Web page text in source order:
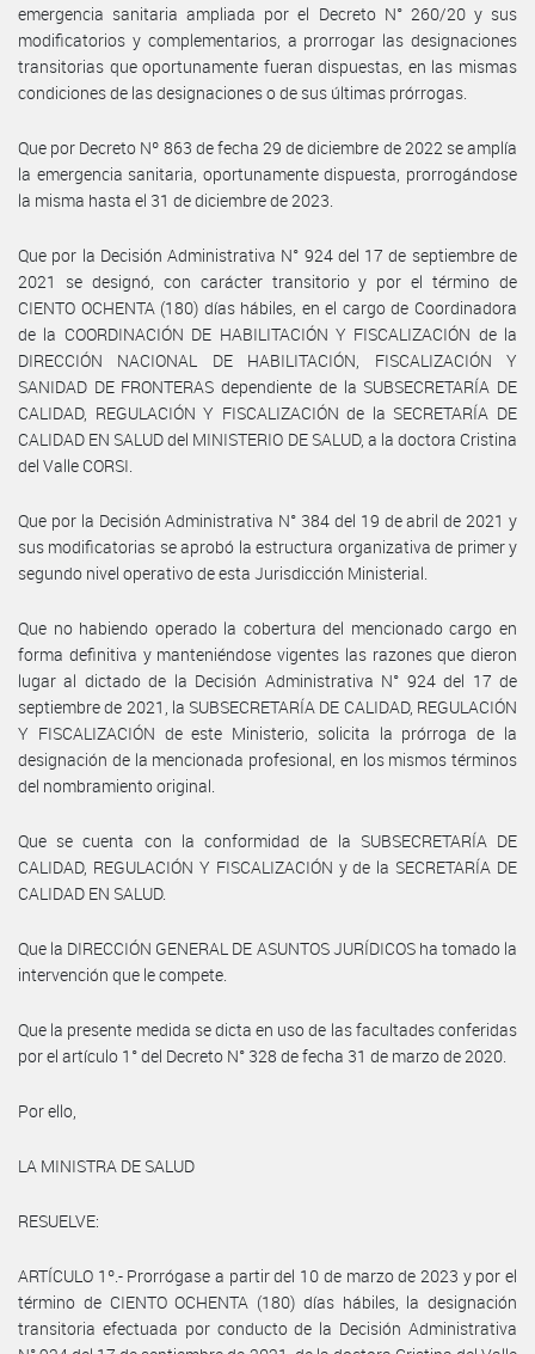
emergencia sanitaria ampliada por el Decreto N° 260/20 y sus
modificatorios y complementarios, a prorrogar las designaciones
transitorias que oportunamente fueran dispuestas, en las mismas
condiciones de las designaciones o de sus últimas prórrogas.
Que por Decreto Nº 863 de fecha 29 de diciembre de 2022 se amplía
la emergencia sanitaria, oportunamente dispuesta, prorrogándose
la misma hasta el 31 de diciembre de 2023.
Que por la Decisión Administrativa N° 924 del 17 de septiembre de
2021 se designó, con carácter transitorio y por el término de
CIENTO OCHENTA (180) días hábiles, en el cargo de Coordinadora
de la COORDINACIÓN DE HABILITACIÓN Y FISCALIZACIÓN de la
DIRECCIÓN NACIONAL DE HABILITACIÓN, FISCALIZACIÓN Y
SANIDAD DE FRONTERAS dependiente de la SUBSECRETARÍA DE
CALIDAD, REGULACIÓN Y FISCALIZACIÓN de la SECRETARÍA DE
CALIDAD EN SALUD del MINISTERIO DE SALUD, a la doctora Cristina
del Valle CORSI.
Que por la Decisión Administrativa N° 384 del 19 de abril de 2021 y
sus modificatorias se aprobó la estructura organizativa de primer y
segundo nivel operativo de esta Jurisdicción Ministerial.
Que no habiendo operado la cobertura del mencionado cargo en
forma definitiva y manteniéndose vigentes las razones que dieron
lugar al dictado de la Decisión Administrativa N° 924 del 17 de
septiembre de 2021, la SUBSECRETARÍA DE CALIDAD, REGULACIÓN
Y FISCALIZACIÓN de este Ministerio, solicita la prórroga de la
designación de la mencionada profesional, en los mismos términos
del nombramiento original.
Que se cuenta con la conformidad de la SUBSECRETARÍA DE
CALIDAD, REGULACIÓN Y FISCALIZACIÓN y de la SECRETARÍA DE
CALIDAD EN SALUD.
Que la DIRECCIÓN GENERAL DE ASUNTOS JURÍDICOS ha tomado la
intervención que le compete.
Que la presente medida se dicta en uso de las facultades conferidas
por el artículo 1° del Decreto N° 328 de fecha 31 de marzo de 2020.
Por ello,
LA MINISTRA DE SALUD
RESUELVE:
ARTÍCULO 1º.- Prorrógase a partir del 10 de marzo de 2023 y por el
término de CIENTO OCHENTA (180) días hábiles, la designación
transitoria efectuada por conducto de la Decisión Administrativa